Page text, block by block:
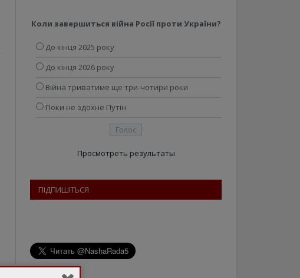
Коли завершиться війна Росії проти України?
До кінця 2025 року
До кінця 2026 року
Війна триватиме ще три-чотири роки
Поки не здохне Путін
Просмотреть результаты
ПІДПИШІТЬСЯ